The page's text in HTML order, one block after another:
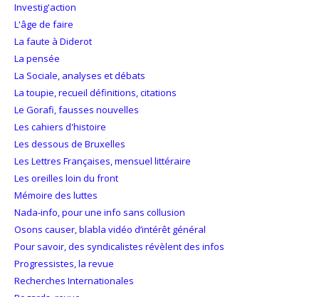
Investig'action
L'âge de faire
La faute à Diderot
La pensée
La Sociale, analyses et débats
La toupie, recueil définitions, citations
Le Gorafi, fausses nouvelles
Les cahiers d'histoire
Les dessous de Bruxelles
Les Lettres Françaises, mensuel littéraire
Les oreilles loin du front
Mémoire des luttes
Nada-info, pour une info sans collusion
Osons causer, blabla vidéo d’intérêt général
Pour savoir, des syndicalistes révèlent des infos
Progressistes, la revue
Recherches Internationales